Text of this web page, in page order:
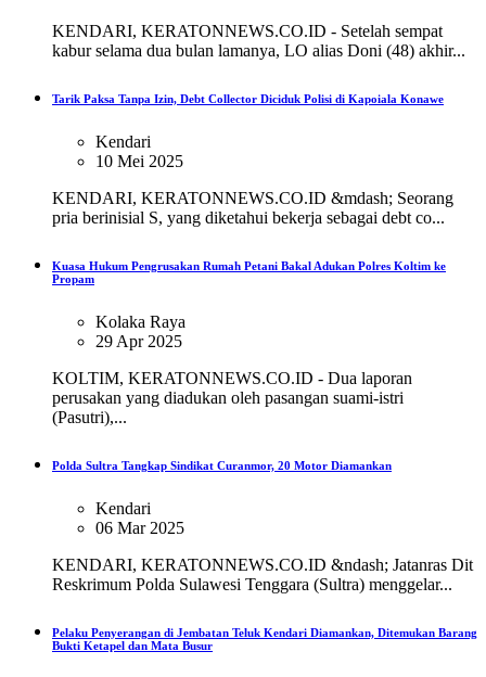
KENDARI, KERATONNEWS.CO.ID - Setelah sempat
kabur selama dua bulan lamanya, LO alias Doni (48) akhir...
Tarik Paksa Tanpa Izin, Debt Collector Diciduk Polisi di Kapoiala Konawe
Kendari
10 Mei 2025
KENDARI, KERATONNEWS.CO.ID &mdash; Seorang
pria berinisial S, yang diketahui bekerja sebagai debt co...
Kuasa Hukum Pengrusakan Rumah Petani Bakal Adukan Polres Koltim ke
Propam
Kolaka Raya
29 Apr 2025
KOLTIM, KERATONNEWS.CO.ID - Dua laporan
perusakan yang diadukan oleh pasangan suami-istri
(Pasutri),...
Polda Sultra Tangkap Sindikat Curanmor, 20 Motor Diamankan
Kendari
06 Mar 2025
KENDARI, KERATONNEWS.CO.ID &ndash; Jatanras Dit
Reskrimum Polda Sulawesi Tenggara (Sultra) menggelar...
Pelaku Penyerangan di Jembatan Teluk Kendari Diamankan, Ditemukan Barang
Bukti Ketapel dan Mata Busur